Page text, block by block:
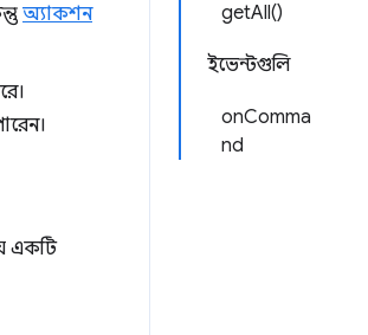
getAll()
ইভেন্টগুলি
onComma
nd
অ্যাকশন
একটি